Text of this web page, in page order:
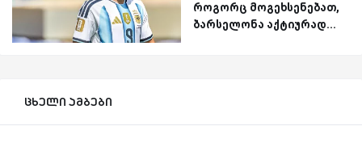
როგორც მოგეხსენებათ,
ბარსელონა აქტიურად...
ცხელი ამბები